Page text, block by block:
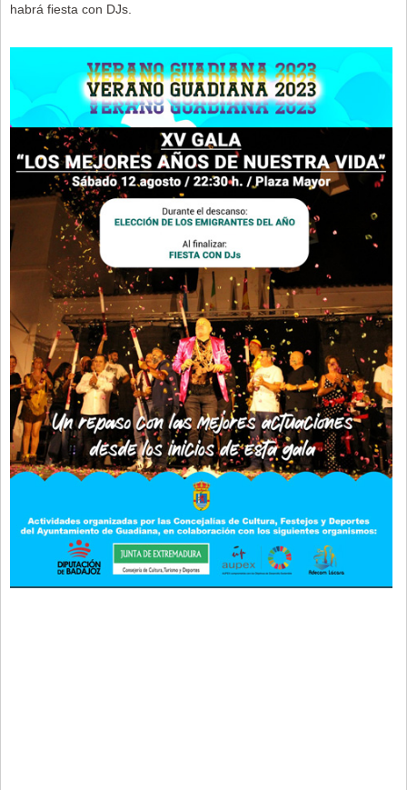
habrá fiesta con DJs.